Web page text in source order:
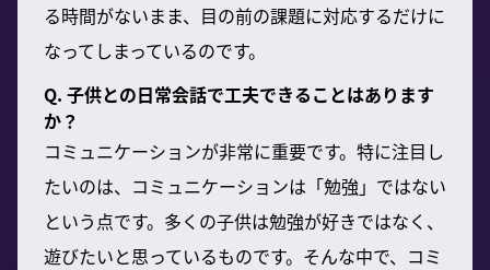
る時間がないまま、目の前の課題に対応するだけに
なってしまっているのです。
Q. 子供との日常会話で工夫できることはあります
か？
コミュニケーションが非常に重要です。特に注目し
たいのは、コミュニケーションは「勉強」ではない
という点です。多くの子供は勉強が好きではなく、
遊びたいと思っているものです。そんな中で、コミ